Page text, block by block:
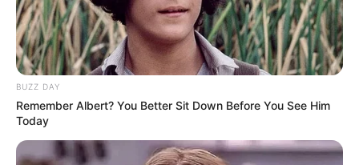
BUZZ DAY
Remember Albert? You Better Sit Down Before You See Him
Today